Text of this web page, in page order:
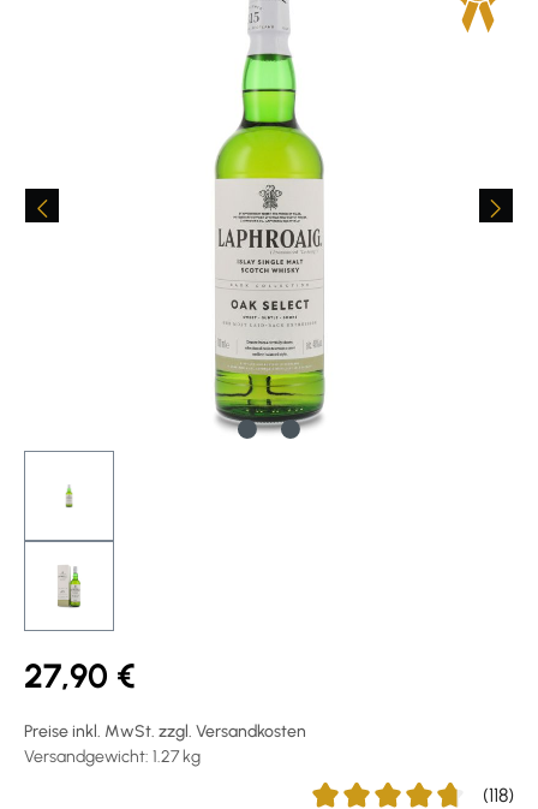
27,90 €
Preise inkl. MwSt. zzgl. Versandkosten
Versandgewicht: 1.27 kg
(118)